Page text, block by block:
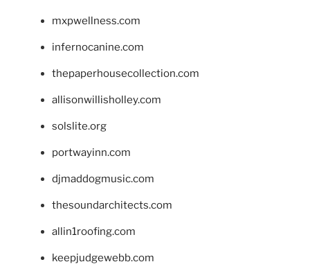
mxpwellness.com
infernocanine.com
thepaperhousecollection.com
allisonwillisholley.com
solslite.org
portwayinn.com
djmaddogmusic.com
thesoundarchitects.com
allin1roofing.com
keepjudgewebb.com